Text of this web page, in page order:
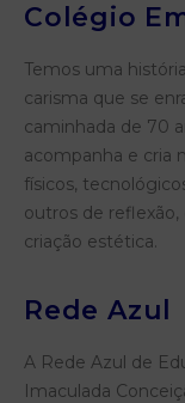
Colégio
Temos uma
carisma que se
caminhada de 70
acompanha e cria
físicos,
outros de reflexão,
criação estética.
Rede Azul
A Rede Azul de
Imaculada